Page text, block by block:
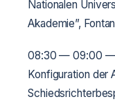
Nationalen
Akademie”,
08:30 — 09:00 —
Konfiguration der